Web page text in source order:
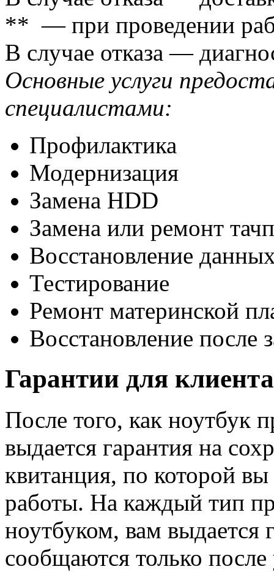
** — при проведении
В случае отказа —
Основные услуги
специалистами:
Профилактика
Модернизация
Замена HDD
Замена или ремонт
Восстановление
Тестирование
Ремонт материнской
Восстановление после
Гарантии для клиента
После того, как ноутбук
выдается гарантия на
квитанция, по которой
работы. На каждый тип
ноутбуком, вам выдается
сообщаются только